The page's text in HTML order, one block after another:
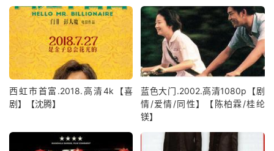
西虹市首富.2018.高清4k【喜
剧】【沈腾】
蓝色大门.2002.高清1080p【剧
情/爱情/同性】【陈柏霖/桂纶
镁】